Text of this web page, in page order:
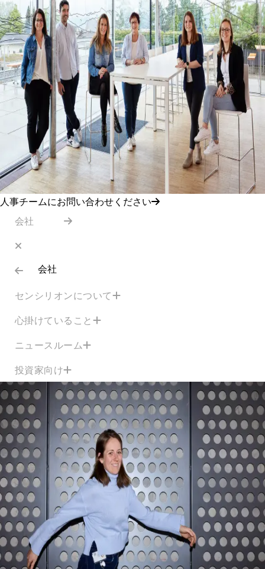
人事チームにお問い合わせください
会社
会社
センシリオンについて
心掛けていること
ニュースルーム
投資家向け